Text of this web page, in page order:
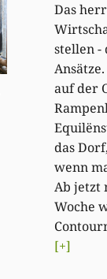
Das
stellen -
auf der
das
wenn
Ab jetzt
Woche
[+]